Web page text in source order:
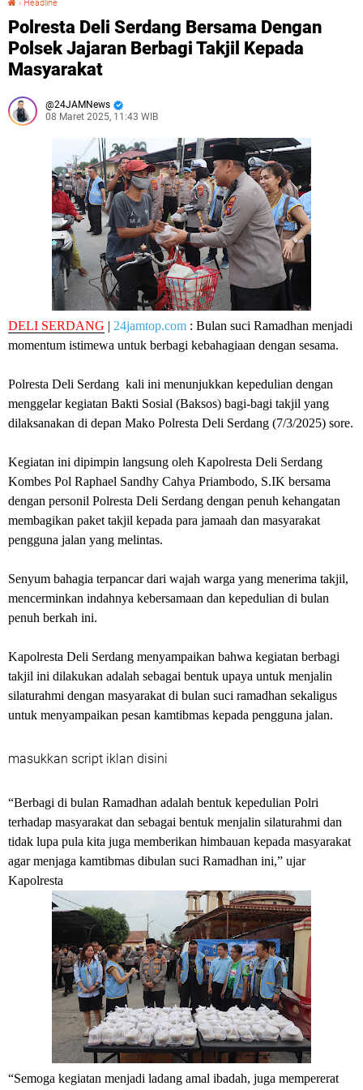
› Headline
Polresta Deli Serdang Bersama Dengan
Polsek Jajaran Berbagi Takjil Kepada
Masyarakat
24JAMNews
08 Maret 2025, 11:43 WIB
DELI SERDANG | 24jamtop.com : Bulan suci Ramadhan menjadi
momentum istimewa untuk berbagi kebahagiaan dengan sesama.
Polresta Deli Serdang kali ini menunjukkan kepedulian dengan
menggelar kegiatan Bakti Sosial (Baksos) bagi-bagi takjil yang
dilaksanakan di depan Mako Polresta Deli Serdang (7/3/2025) sore.
Kegiatan ini dipimpin langsung oleh Kapolresta Deli Serdang
Kombes Pol Raphael Sandhy Cahya Priambodo, S.IK bersama
dengan personil Polresta Deli Serdang dengan penuh kehangatan
membagikan paket takjil kepada para jamaah dan masyarakat
pengguna jalan yang melintas.
Senyum bahagia terpancar dari wajah warga yang menerima takjil,
mencerminkan indahnya kebersamaan dan kepedulian di bulan
penuh berkah ini.
Kapolresta Deli Serdang menyampaikan bahwa kegiatan berbagi
takjil ini dilakukan adalah sebagai bentuk upaya untuk menjalin
silaturahmi dengan masyarakat di bulan suci ramadhan sekaligus
untuk menyampaikan pesan kamtibmas kepada pengguna jalan.
masukkan script iklan disini
“Berbagi di bulan Ramadhan adalah bentuk kepedulian Polri
terhadap masyarakat dan sebagai bentuk menjalin silaturahmi dan
tidak lupa pula kita juga memberikan himbauan kepada masyarakat
agar menjaga kamtibmas dibulan suci Ramadhan ini,” ujar
Kapolresta
“Semoga kegiatan menjadi ladang amal ibadah, juga mempererat